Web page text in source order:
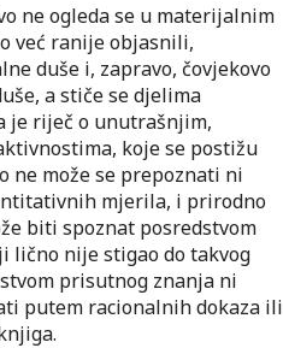
ne ogleda se u materijalnim
već ranije objasnili,
duše i, zapravo, čovjekovo
a stiče se djelima
je riječ o unutrašnjim,
koje se postižu
ne može se prepoznati ni
mjerila, i prirodno
biti spoznat posredstvom
lično nije stigao do takvog
prisutnog znanja ni
putem racionalnih dokaza ili